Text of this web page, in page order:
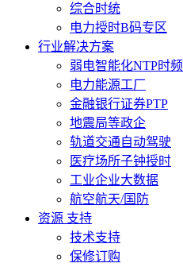
综合时统
电力授时B码专区
行业解决方案
弱电智能化NTP时频
电力能源工厂
金融银行证券PTP
地震局等政企
轨道交通自动驾驶
医疗场所子钟授时
工业企业大数据
航空航天/国防
资源 支持
技术支持
保修订购